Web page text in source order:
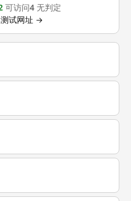
可访问4 无判定
试网址 →